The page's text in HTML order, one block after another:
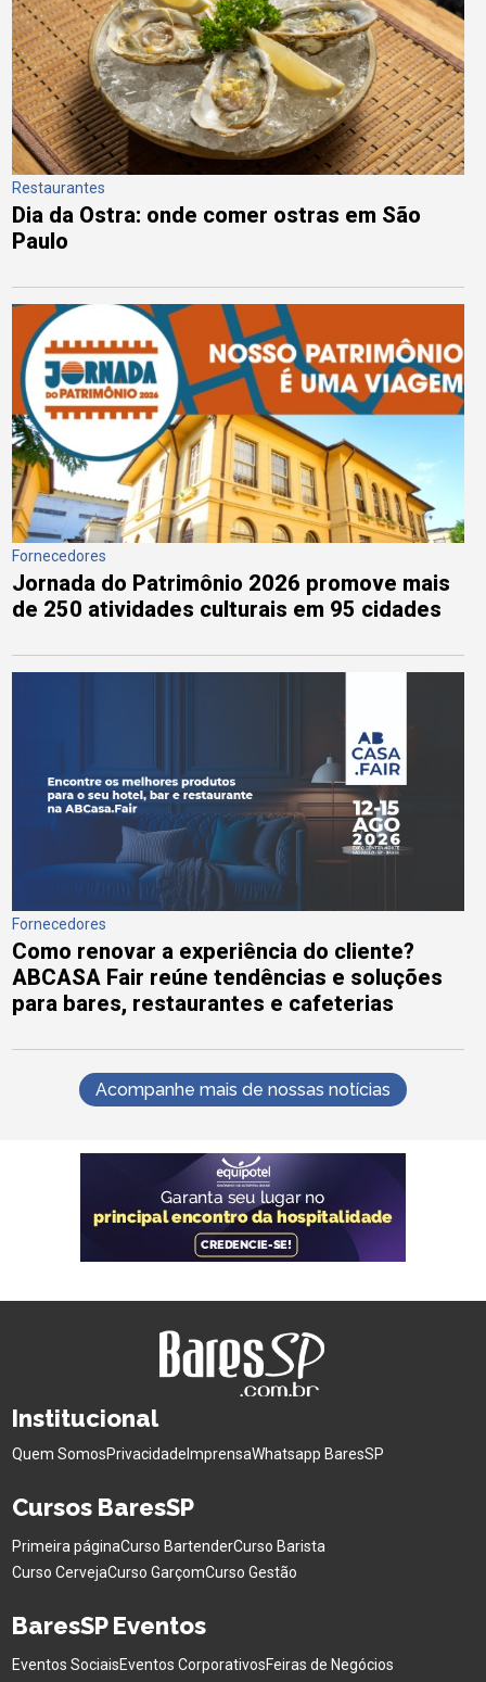
Restaurantes
Dia da Ostra: onde comer ostras em São
Paulo
Fornecedores
Jornada do Patrimônio 2026 promove mais
de 250 atividades culturais em 95 cidades
Fornecedores
Como renovar a experiência do cliente?
ABCASA Fair reúne tendências e soluções
para bares, restaurantes e cafeterias
Acompanhe mais de nossas notícias
Institucional
Quem SomosPrivacidade ImprensaWhatsapp BaresSP
Cursos BaresSP
Primeira páginaCurso BartenderCurso Barista
Curso CervejaCurso GarçomCurso Gestão
BaresSP Eventos
Eventos SociaisEventos CorporativosFeiras de Negócios